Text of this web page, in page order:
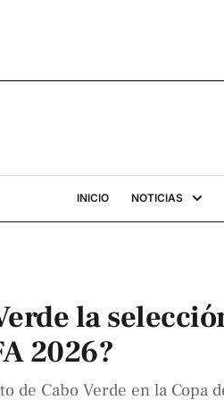
INICIO NOTICIAS
la
2026?
de Cabo Verde en la